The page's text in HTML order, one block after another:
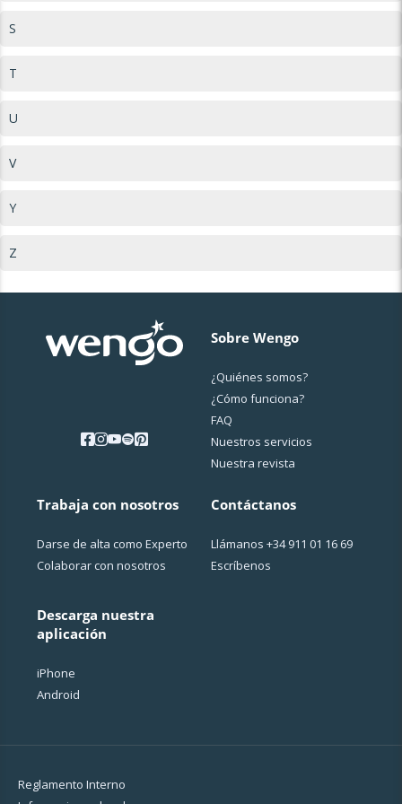
S
T
U
V
Y
Z
Sobre Wengo
¿Quiénes somos?
¿Cо́mo funciona?
FAQ
Nuestros servicios
Nuestra revista
Trabaja con nosotros
Darse de alta como Experto
Colaborar con nosotros
Descarga nuestra
aplicación
iPhone
Android
Contáctanos
Llámanos +34 911 01 16 69
Escríbenos
Reglamento Interno